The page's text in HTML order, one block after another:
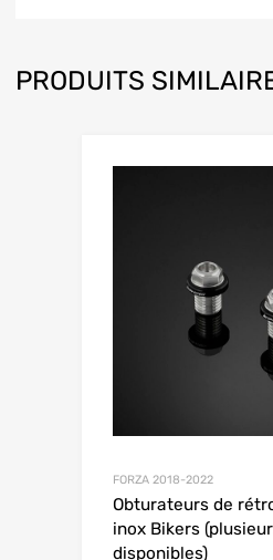
PRODUITS
FORZA 2018-2022
Obturateurs de
inox Bikers
disponibles)